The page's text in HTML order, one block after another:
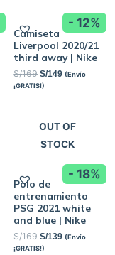
- 12%
Camiseta
Liverpool 2020/21
third away | Nike
S/169 S/149 (Envío
¡GRATIS!)
- 18%
OUT OF
STOCK
Polo de
entrenamiento
PSG 2021 white
and blue | Nike
S/169 S/139 (Envío
¡GRATIS!)